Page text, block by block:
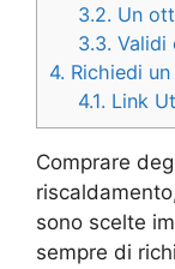
3.2. Un
3.3. Validi
4. Richiedi
4.1. Link
Comprare
sono scelte
sempre di